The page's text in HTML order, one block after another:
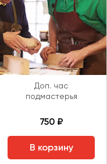
Доп. час
подмастерья
750 ₽
В корзину